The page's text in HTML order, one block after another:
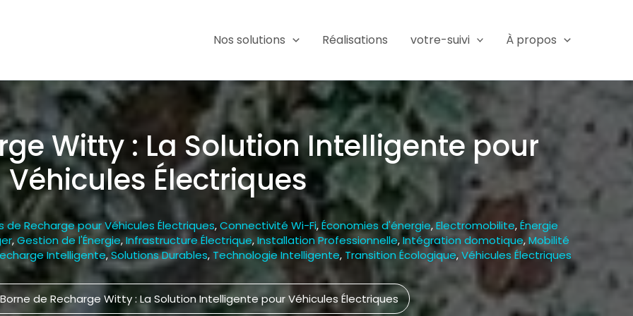
Nos solutions Réalisations votre-suivi À propos
Witty : La Solution Intelligente pour
Véhicules Électriques
de Recharge pour Véhicules Électriques,Connectivité Wi-Fi,Économies d'énergie,Electromobilite,Énergie
,Gestion de l'Énergie,Infrastructure Électrique,Installation Professionnelle,Intégration domotique,Mobilité
Intelligente,Solutions Durables, Technologie Intelligente, Transition Écologique,Véhicules Électriques
Borne de Recharge Witty : La Solution Intelligente pour Véhicules Électriques